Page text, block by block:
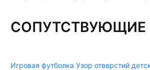
Игровая футболка Узор отверстий